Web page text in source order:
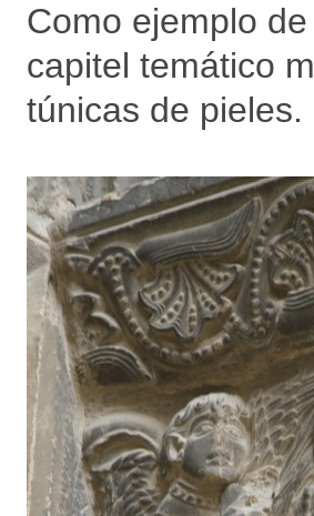
Como ejemplo
capitel temático
túnicas de pieles.